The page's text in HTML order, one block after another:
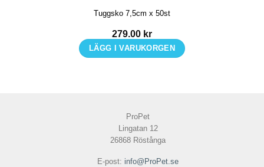
Tuggsko 7,5cm x 50st
279.00 kr
LÄGG I VARUKORGEN
ProPet
Lingatan 12
26868 Röstånga
E-post: info@ProPet.se